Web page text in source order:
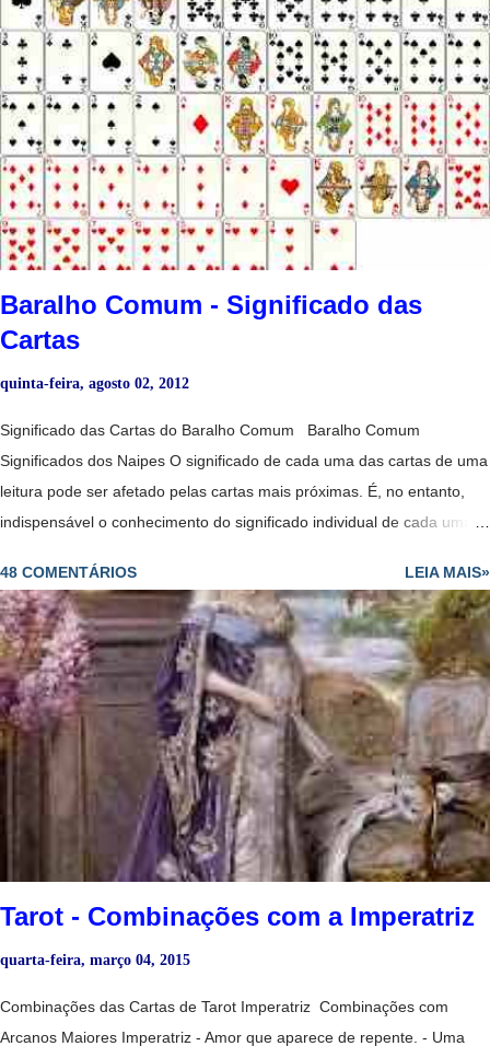
Baralho Comum - Significado das
Cartas
quinta-feira, agosto 02, 2012
Significado das Cartas do Baralho Comum Baralho Comum
Significados dos Naipes O significado de cada uma das cartas de uma
leitura pode ser afetado pelas cartas mais próximas. É, no entanto,
indispensável o conhecimento do significado individual de cada uma
representar indivíduos que fazem parte da vida da pessoa para quem
se colocam as cartas, ou nela têm influência - ao passo que as outras
cartas do naipe representam forças ou tendências. O cartomante
deve ter em conta as associações tradicionais e muito importante que
se relacionam com cada um dos naipes em geral. Alquimia de bicicleta
1977 Inglaterra Baralho Comum - Significados dos Naipe de Copas
São as cartas do amor, da amizade e do prazer. Rei - Um homem
importante de pele clara, talvez de posição elevada ou distinta;
bondoso, terno e generoso. Bicicleta Anne Stokes Dama - Todas as
virtudes tradicionais encarn...
48 COMENTÁRIOS LEIA MAIS»
Tarot - Combinações com a Imperatriz
quarta-feira, março 04, 2015
Combinações das Cartas de Tarot Imperatriz Combinações com
Arcanos Maiores Imperatriz - Amor que aparece de repente. - Uma